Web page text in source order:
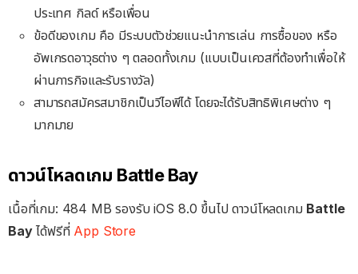
ประเทศ กิลด์ หรือเพื่อน
ข้อดีของเกม คือ มีระบบตัวช่วยแนะนำการเล่น การซื้อของ หรือ
อัพเกรดอาวุธต่าง ๆ ตลอดทั้งเกม (แบบเป็นเควสที่ต้องทำเพื่อให้
ผ่านภารกิจและรับรางวัล)
สามารถสมัครสมาชิกเป็นวีไอพีได้ โดยจะได้รับสิทธิพิเศษต่าง ๆ
มากมาย
ดาวน์โหลดเกม Battle Bay
เนื้อที่เกม: 484 MB รองรับ iOS 8.0 ขึ้นไป ดาวน์โหลดเกม Battle
Bayได้ฟรีที่ App Store